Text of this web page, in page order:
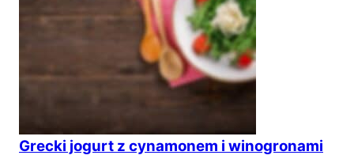
Grecki jogurt z cynamonem i winogronami